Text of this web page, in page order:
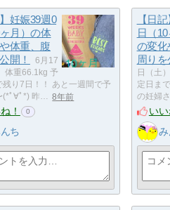
】妊娠39週0
月）の体
体重、腹
開！
6月17
体重66.1kg 予
残り7日！！ あと一週間で予
(*ﾟ∀ﾟ*) 昨… 8年前
！ 0
ち
【日
日（
の変化
周りを
日（土
定日ま
の妊婦
いい
み